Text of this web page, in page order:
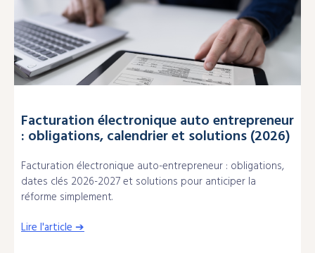
Facturation électronique auto entrepreneur
: obligations, calendrier et solutions (2026)
Facturation électronique auto-entrepreneur : obligations,
dates clés 2026-2027 et solutions pour anticiper la
réforme simplement.
Lire l'article ➔